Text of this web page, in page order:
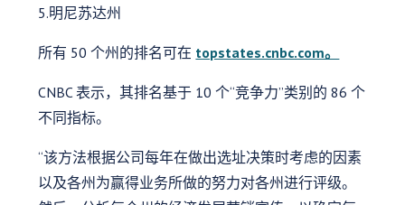
5.明尼苏达州
所有 50 个州的排名可在 topstates.cnbc.com。
CNBC 表示，其排名基于 10 个“竞争力”类别的 86 个
不同指标。
“该方法根据公司每年在做出选址决策时考虑的因素
以及各州为赢得业务所做的努力对各州进行评级。